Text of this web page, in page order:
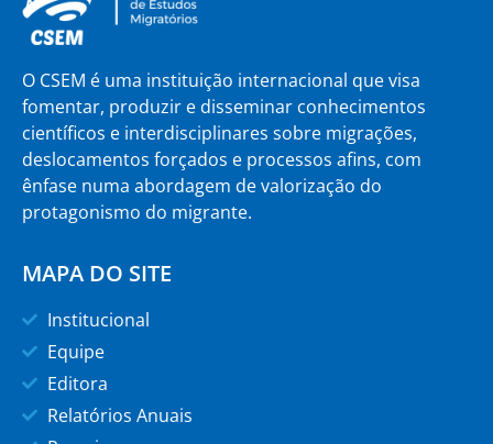
O CSEM é uma instituição internacional que visa
fomentar, produzir e disseminar conhecimentos
científicos e interdisciplinares sobre migrações,
deslocamentos forçados e processos afins, com
ênfase numa abordagem de valorização do
protagonismo do migrante.
MAPA DO SITE
Institucional
Equipe
Editora
Relatórios Anuais